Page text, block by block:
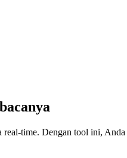
time. Dengan tool ini,